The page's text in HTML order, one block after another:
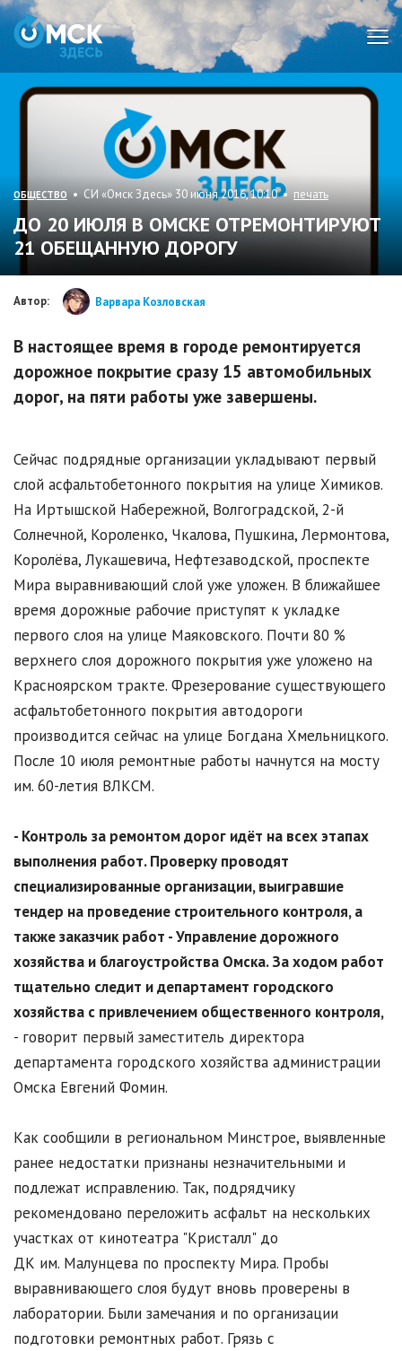
ОБЩЕСТВО • СИ «Омск Здесь» 30 июня 2016, 10:10 • печать
ДО 20 ИЮЛЯ В ОМСКЕ ОТРЕМОНТИРУЮТ
21 ОБЕЩАННУЮ ДОРОГУ
Автор: Варвара Козловская
В настоящее время в городе ремонтируется
дорожное покрытие сразу 15 автомобильных
дорог, на пяти работы уже завершены.
Сейчас подрядные организации укладывают первый
слой асфальтобетонного покрытия на улице Химиков.
На Иртышской Набережной, Волгоградской, 2-й
Солнечной, Короленко, Чкалова, Пушкина, Лермонтова,
Королёва, Лукашевича, Нефтезаводской, проспекте
Мира выравнивающий слой уже уложен. В ближайшее
время дорожные рабочие приступят к укладке
первого слоя на улице Маяковского. Почти 80 %
верхнего слоя дорожного покрытия уже уложено на
Красноярском тракте. Фрезерование существующего
асфальтобетонного покрытия автодороги
производится сейчас на улице Богдана Хмельницкого.
После 10 июля ремонтные работы начнутся на мосту
им. 60-летия ВЛКСМ.
- Контроль за ремонтом дорог идёт на всех этапах
выполнения работ. Проверку проводят
специализированные организации, выигравшие
тендер на проведение строительного контроля, а
также заказчик работ - Управление дорожного
хозяйства и благоустройства Омска. За ходом работ
тщательно следит и департамент городского
хозяйства с привлечением общественного контроля,
- говорит первый заместитель директора
департамента городского хозяйства администрации
Омска Евгений Фомин.
Как сообщили в региональном Минстрое, выявленные
ранее недостатки признаны незначительными и
подлежат исправлению. Так, подрядчику
рекомендовано переложить асфальт на нескольких
участках от кинотеатра "Кристалл" до
ДК им. Малунцева по проспекту Мира. Пробы
выравнивающего слоя будут вновь проверены в
лаборатории. Были замечания и по организации
подготовки ремонтных работ. Грязь с